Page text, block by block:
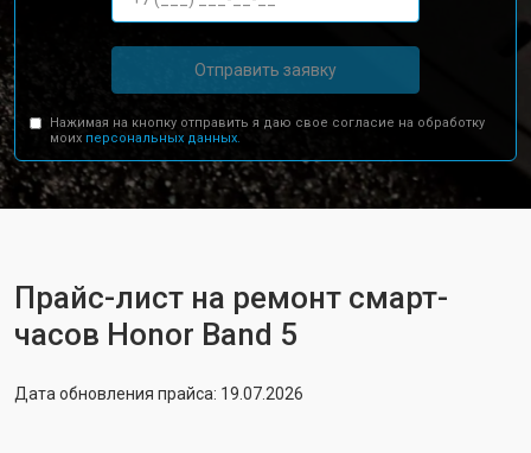
Отправить заявку
Нажимая на кнопку отправить я даю свое согласие на обработку
моих персональных данных.
Прайс-лист на ремонт смарт-
часов Honor Band 5
Дата обновления прайса: 19.07.2026